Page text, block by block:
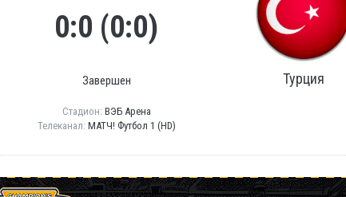
0:0 (0:0)
Завершен Турция
Стадион: ВЭБ Арена
Телеканал: МАТЧ! Футбол 1 (HD)